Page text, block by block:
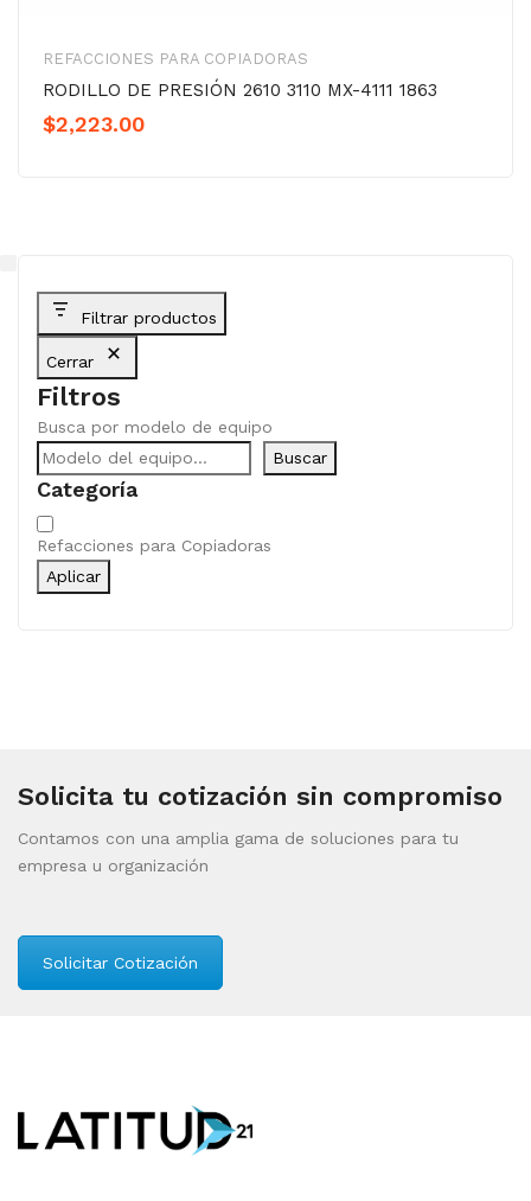
REFACCIONES PARA COPIADORAS
RODILLO DE PRESIÓN 2610 3110 MX-4111 1863
$2,223.00
Filtrar productos
Cerrar
Filtros
Busca por modelo de equipo
Buscar
Categoría
Categoría
Refacciones para Copiadoras
Aplicar
Solicita tu cotización sin compromiso
Contamos con una amplia gama de soluciones para tu
empresa u organización
Solicitar Cotización